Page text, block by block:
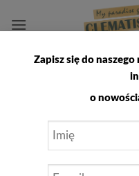
Zapisz się do
o